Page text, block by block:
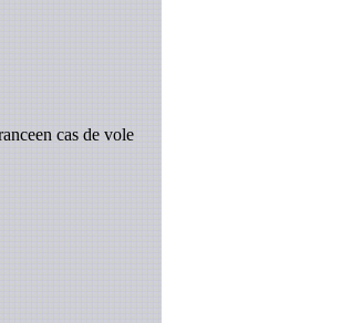
cas de vole